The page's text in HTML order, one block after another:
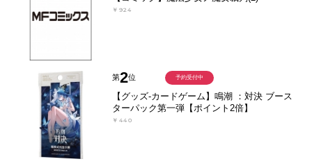
￥924
第2位
【グッズ-カードゲーム】鳴潮 ：対決 ブース
ターパック第一弾【ポイント2倍】
￥440
予約受付中